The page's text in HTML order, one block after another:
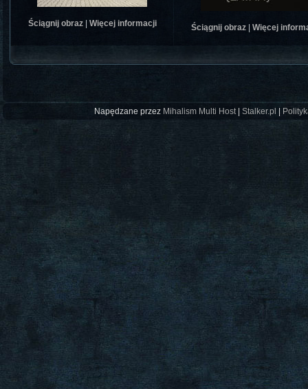
Ściągnij obraz| Więcej informacji Ściągnij obraz Więcej
Napędzane przez Mihalism Multi Host| Stalker.pl